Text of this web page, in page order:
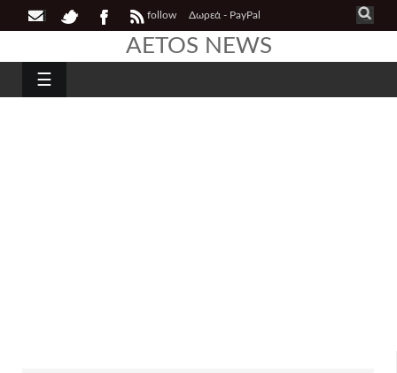
follow Δωρεά - PayPal
AETOS NEWS
☰